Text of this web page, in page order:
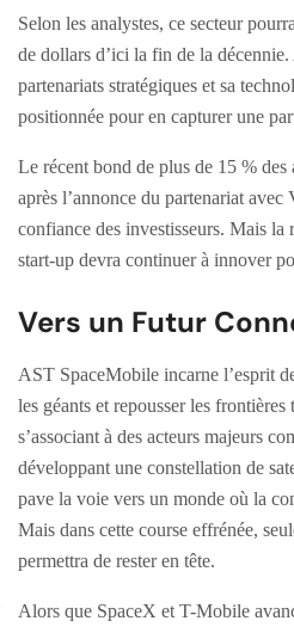
Selon les analystes, ce secteur
de dollars d’ici la fin de la
partenariats stratégiques et sa
positionnée pour en capturer une
Le récent bond de plus de 15 %
après l’annonce du partenariat avec
confiance des investisseurs. Mais la
start-up devra continuer à innover
Vers un Futur
AST SpaceMobile incarne l’esprit
les géants et repousser les
s’associant à des acteurs majeurs
développant une constellation de
pave la voie vers un monde où la
Mais dans cette course effrénée,
permettra de rester en tête.
Alors que SpaceX et T-Mobile